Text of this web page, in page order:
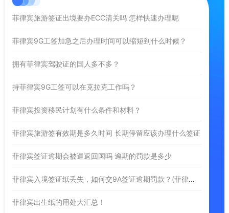
菲律宾旅游签证出境要办ECC清关吗 怎样快速办理呢
菲律宾9G工签加急之后办理时间可以缩短到什么时候？
拥有菲律宾驾驶证的国人多不多？
持菲律宾9G工签可以在克拉克工作吗？
菲律宾投资移民计划有什么条件和材料？
菲律宾旅游签有效期是多久时间 长期停留应该办理什么签证
菲律宾签证逾期会被遣返回国吗 逾期的罚款是多少
菲律宾入境签证纸丢失，如何交9A签证逾期罚款？(菲律宾9A逾期罚款)
菲律宾出生纸的用处大汇总！